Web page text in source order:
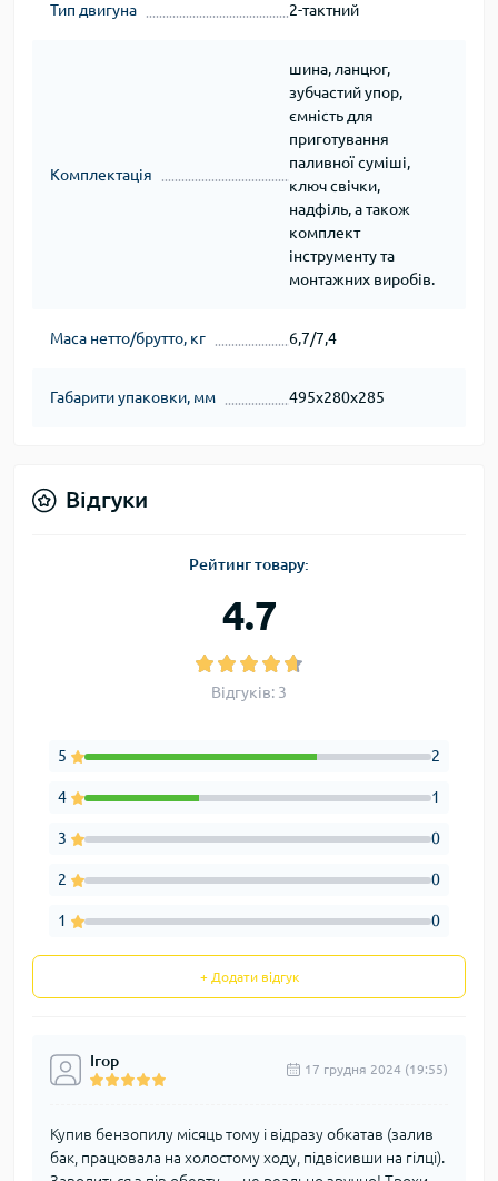
Тип двигуна 2-тактний
Комплектація
шина, ланцюг,
зубчастий упор,
ємність для
приготування
паливної суміші,
ключ свічки,
надфіль, а також
комплект
інструменту та
монтажних виробів.
Маса нетто/брутто, кг 6,7/7,4
Габарити упаковки, мм 495х280х285
Відгуки
Рейтинг товару:
4.7
Відгуків: 3
5 2
4 1
3 0
2 0
1 0
+ Додати відгук
Ігор 17 грудня 2024 (19:55)
Купив бензопилу місяць тому і відразу обкатав (залив
бак, працювала на холостому ходу, підвісивши на гілці).